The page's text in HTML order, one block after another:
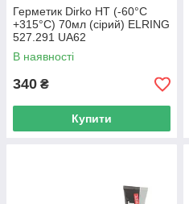
Герметик Dirko HT (-60°C
+315°C) 70мл (сірий) ELRING
527.291 UA62
В наявності
340 ₴
Купити